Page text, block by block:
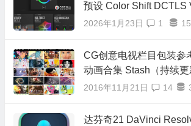
预设 Color Shift DCTLS
L/Hue Twist V2/RGB
2026年1月23日 1 15
CG创意电视栏目包装参
动画合集 Stash（持续更
2016年11月21日 14
达芬奇21 DaVinci